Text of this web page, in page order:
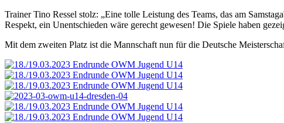
Trainer Tino Ressel stolz: „Eine tolle Leistung des Teams, das am
Respekt, ein Unentschieden wäre gerecht gewesen! Die Spiele haben
Mit dem zweiten Platz ist die Mannschaft nun für die Deutsche